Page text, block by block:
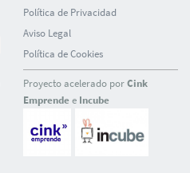
Polí­tica de Privacidad
Aviso Legal
Polí­tica de Cookies
Proyecto acelerado porCink
Emprendee Incube